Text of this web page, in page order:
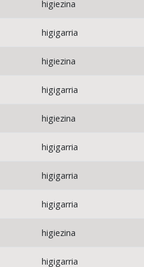
higiezina
higigarria
higiezina
higigarria
higiezina
higigarria
higigarria
higigarria
higiezina
higigarria